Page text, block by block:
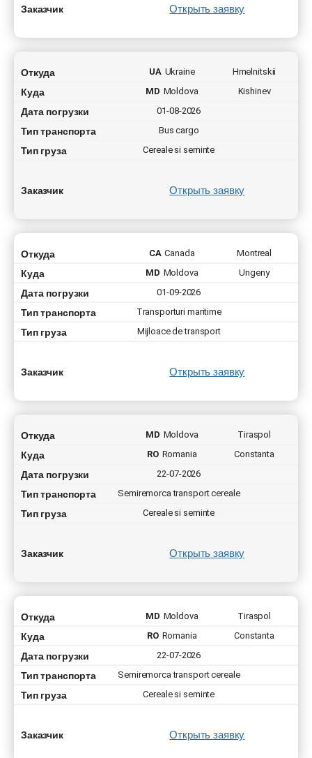
Заказчик Открыть заявку
Откуда UA Ukraine Hmelnitskii
Куда MD Moldova Kishinev
Дата погрузки 01-08-2026
Тип транспорта Bus cargo
Тип груза Cereale si seminte
Заказчик Открыть заявку
Откуда CA Canada Montreal
Куда MD Moldova Ungeny
Дата погрузки 01-09-2026
Тип транспорта Transporturi maritime
Тип груза Mijloace de transport
Заказчик Открыть заявку
Откуда MD Moldova Tiraspol
Куда RO Romania Constanta
Дата погрузки 22-07-2026
Тип транспорта Semiremorca transport cereale
Тип груза Cereale si seminte
Заказчик Открыть заявку
Откуда MD Moldova Tiraspol
Куда RO Romania Constanta
Дата погрузки 22-07-2026
Тип транспорта Semiremorca transport cereale
Тип груза Cereale si seminte
Заказчик Открыть заявку